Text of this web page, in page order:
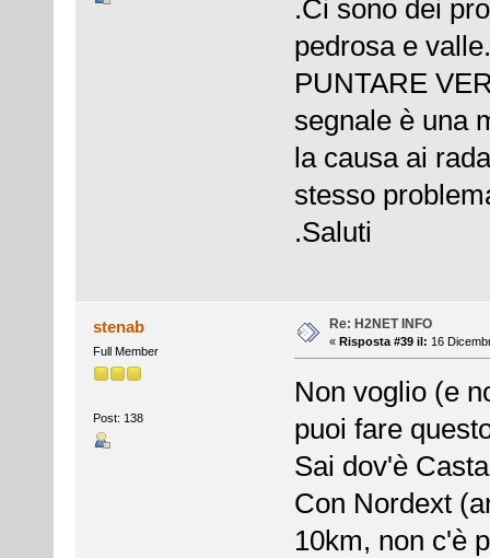
.Ci sono dei
pedrosa e
PUNTARE
segnale è una
la causa ai
stesso
.Saluti
stenab
Full Member
Post: 138
Re: H2NET INFO
« Risposta #39 il: 16
Non voglio (e
puoi fare
Sai dov'è
Con Nordext
10km, non c'è